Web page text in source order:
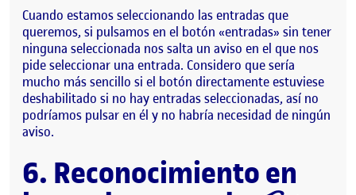
Cuando estamos seleccionando las entradas que
queremos, si pulsamos en el botón «entradas» sin tener
ninguna seleccionada nos salta un aviso en el que nos
pide seleccionar una entrada. Considero que sería
mucho más sencillo si el botón directamente estuviese
deshabilitado si no hay entradas seleccionadas, así no
podríamos pulsar en él y no habría necesidad de ningún
aviso.
6. Reconocimiento en